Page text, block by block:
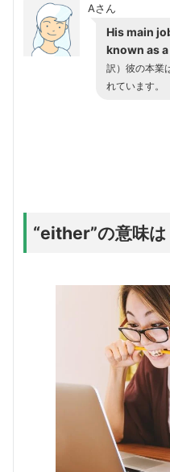
Aさん
His main
known as
訳）彼の本業
れています。
“either”の意味